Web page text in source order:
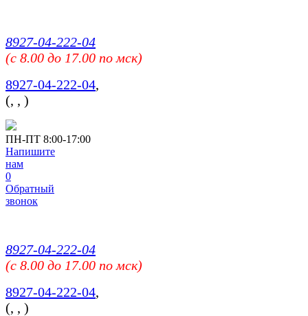
8927-04-222-04
(c 8.00 до 17.00 по мск)
8927-04-222-04,
(, , )
ПН-ПТ 8:00-17:00
Напишите
нам
0
Обратный
звонок
8927-04-222-04
(c 8.00 до 17.00 по мск)
8927-04-222-04,
(, , )